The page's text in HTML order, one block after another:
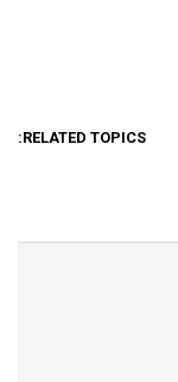
RELATED TOPICS: